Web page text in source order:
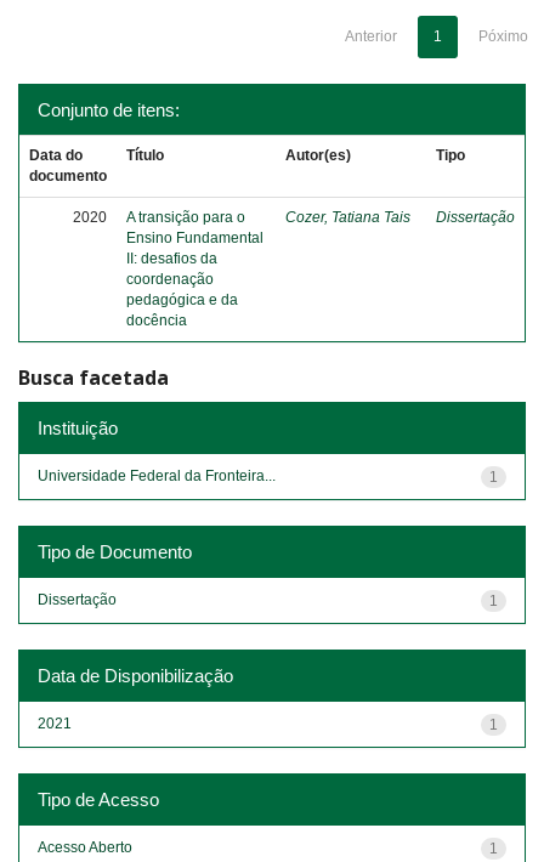
Anterior 1 Póximo
Conjunto de itens:
Data do
documento
Título Autor(es) Tipo
2020
A transição para o
Ensino Fundamental
II: desafios da
coordenação
pedagógica e da
docência
Cozer, Tatiana Tais Dissertação
Busca facetada
Instituição
1
Universidade Federal da Fronteira...
Tipo de Documento
1
Dissertação
Data de Disponibilização
1
2021
Tipo de Acesso
1
Acesso Aberto